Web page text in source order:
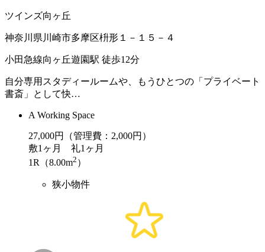
ツインズ向ヶ丘
神奈川県川崎市多摩区枡形１－１５－４
小田急線向ヶ丘遊園駅 徒歩12分
自分専用スタディールームや、もうひとつの「プライベート
書斎」として快…
A Working Space
27,000円（管理費：2,000円）
敷1ヶ月 礼1ヶ月
1R（8.00m2 ）
狭小物件